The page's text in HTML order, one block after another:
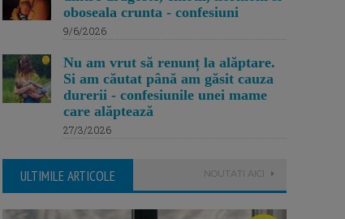
oboseala crunta - confesiuni
9/6/2026
Nu am vrut să renunț la alăptare.
Si am căutat până am găsit cauza
durerii - confesiunile unei mame
care alăptează
27/3/2026
ULTIMILE ARTICOLE NOUTATI AICI